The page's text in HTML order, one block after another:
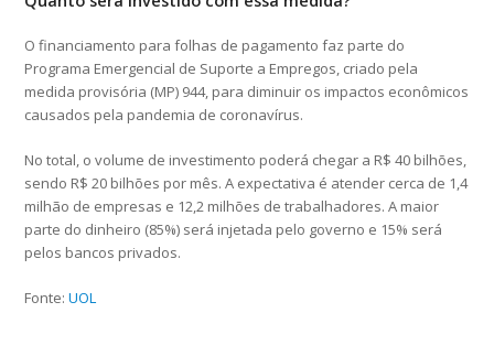
O financiamento para folhas de pagamento faz parte do
Programa Emergencial de Suporte a Empregos, criado pela
medida provisória (MP) 944, para diminuir os impactos econômicos
causados pela pandemia de coronavírus.
No total, o volume de investimento poderá chegar a R$ 40 bilhões,
sendo R$ 20 bilhões por mês. A expectativa é atender cerca de 1,4
milhão de empresas e 12,2 milhões de trabalhadores. A maior
parte do dinheiro (85%) será injetada pelo governo e 15% será
pelos bancos privados.
Fonte:UOL